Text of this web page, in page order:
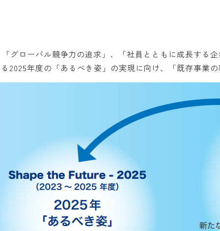
ローバル競争力の追求」、「社員とともに成長す
年度の「あるべき姿」の実現に向け、「既存事